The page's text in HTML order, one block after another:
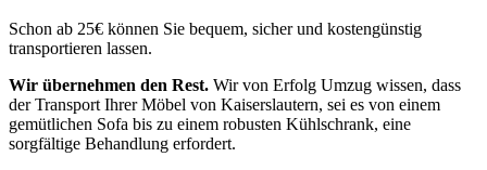
Schon ab 25€ können Sie bequem, sicher und kostengünstig
transportieren lassen.
Wir übernehmen den Rest. Wir von Erfolg Umzug wissen, dass
der Transport Ihrer Möbel von Kaiserslautern, sei es von einem
gemütlichen Sofa bis zu einem robusten Kühlschrank, eine
sorgfältige Behandlung erfordert.